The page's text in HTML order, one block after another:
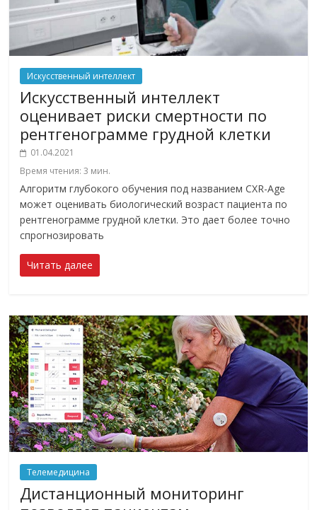
Искусственный интеллект
Искусственный интеллект
оценивает риски смертности по
рентгенограмме грудной клетки
01.04.2021
Время чтения:3 мин.
Алгоритм глубокого обучения под названием CXR-Age
может оценивать биологический возраст пациента по
рентгенограмме грудной клетки. Это дает более точно
спрогнозировать
Читать далее
Телемедицина
Дистанционный мониторинг